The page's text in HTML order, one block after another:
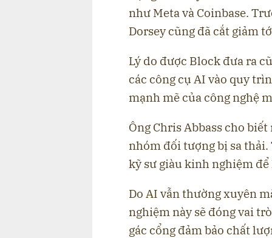
như Meta và Coinbase.
Dorsey cũng đã cắt giảm
Lý do được Block đưa ra
các công cụ AI vào quy
mạnh mẽ của công nghệ
Ông Chris Abbass cho
nhóm đối tượng bị sa
kỹ sư giàu kinh nghiệm
Do AI vẫn thường xuyên
nghiệm này sẽ đóng vai
gác cổng đảm bảo chất